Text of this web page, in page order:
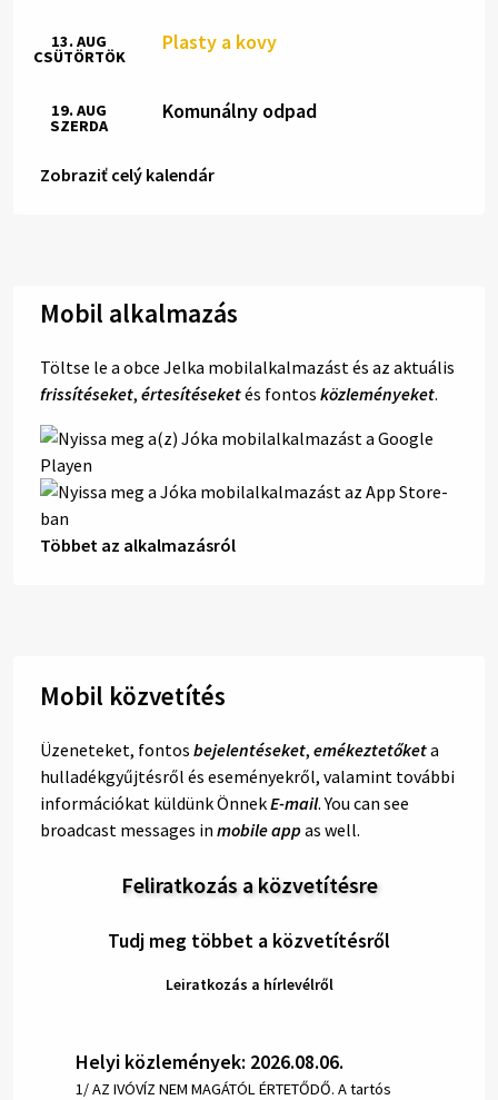
Plasty a kovy
13. AUG
CSÜTÖRTÖK
Komunálny odpad
19. AUG
SZERDA
Zobraziť celý kalendár
Mobil alkalmazás
Töltse le a obce Jelka mobilalkalmazást és az aktuális
frissítéseket, értesítéseketés fontos közleményeket.
Többet az alkalmazásról
Mobil közvetítés
Üzeneteket, fontos bejelentéseket, emékeztetőketa
hulladékgyűjtésről és eseményekről, valamint további
információkat küldünk ÖnnekE-mail. You can see
broadcast messages in mobile app as well.
Feliratkozás a közvetítésre
Tudj meg többet a közvetítésről
Leiratkozás a hírlevélről
Helyi közlemények: 2026.08.06.
1/ AZ IVÓVÍZ NEM MAGÁTÓL ÉRTETŐDŐ. A tartós